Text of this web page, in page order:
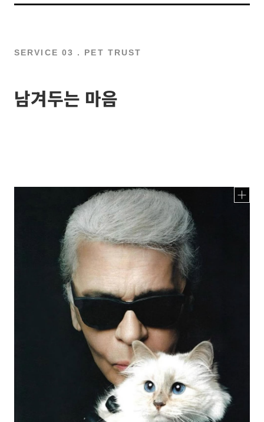
SERVICE 03 . PET TRUST
남겨두는 마음